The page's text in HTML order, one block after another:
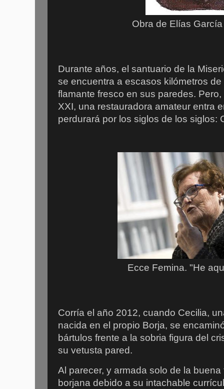
Obra de Elías
Durante años, el santuario de la
se encuentra a escasos kilómetros
flamante fresco en sus paredes.
XXI, una restauradora amateur entra
perdurará por los siglos de los siglos:
Ecce Femina. "He
Corría el año 2012, cuando Cecilia,
nacida en el propio Borja, se
bártulos frente a la sobria figura del
su vetusta pared.
Al parecer, y armada solo de la
borjana debido a su intachable